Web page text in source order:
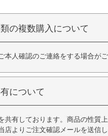
の複数購入について
人確認のご連絡をする場合が
について
有しております。商品の性質
よりご注文確認メールを送信